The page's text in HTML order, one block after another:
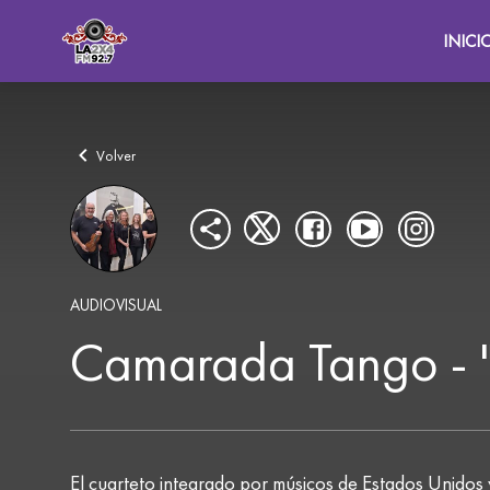
Volver
AUDIOVISUAL
Camarada Tango -
El cuarteto integrado por músicos de Estados